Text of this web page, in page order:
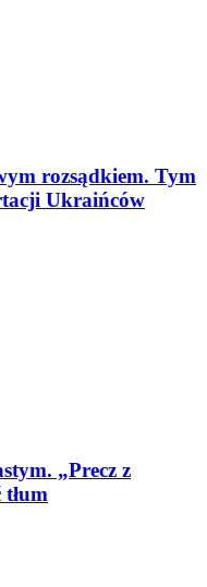
rozsądkiem. Tym
Ukraińców
„Precz z